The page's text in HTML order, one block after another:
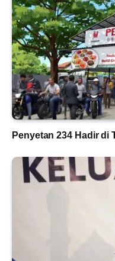
Penyetan 234 Hadir di